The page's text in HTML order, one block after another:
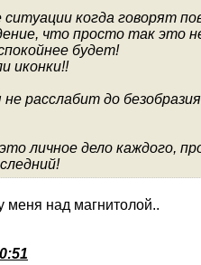
когда говорят
что просто так это
будет!
иконки!!
расслабит до
личное дело каждого,
меня над магнитолой..